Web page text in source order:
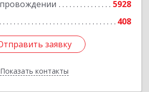
5928
408
заявку
Показать контакты
заявку
Назад